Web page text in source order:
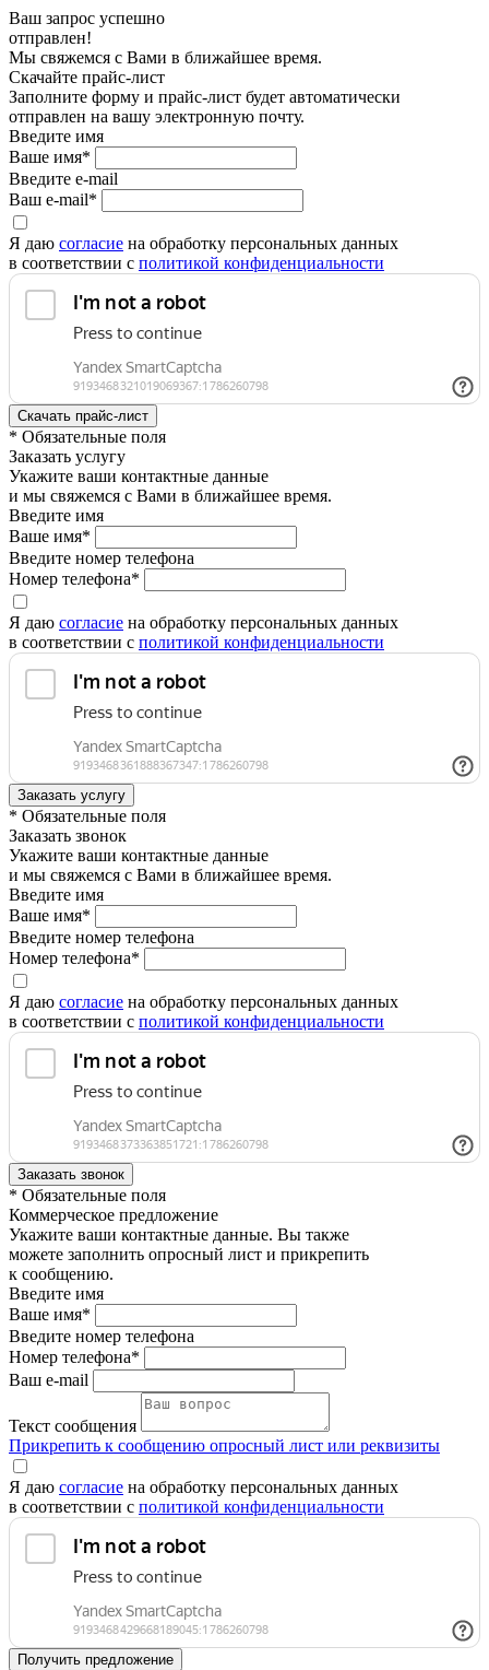
Ваш запрос успешно
отправлен!
Мы свяжемся с Вами в ближайшее время.
Скачайте прайс-лист
Заполните форму и прайс-лист будет автоматически
отправлен на вашу электронную почту.
Введите имя
Ваше имя*
Введите e-mail
Ваш e-mail*
Я даю согласие на обработку персональных данных
в соответствии с политикой конфиденциальности
* Обязательные поля
Заказать услугу
Укажите ваши контактные данные
и мы свяжемся с Вами в ближайшее время.
Введите имя
Ваше имя*
Введите номер телефона
Номер телефона*
Я даю согласие на обработку персональных данных
в соответствии с политикой конфиденциальности
* Обязательные поля
Заказать звонок
Укажите ваши контактные данные
и мы свяжемся с Вами в ближайшее время.
Введите имя
Ваше имя*
Введите номер телефона
Номер телефона*
Я даю согласие на обработку персональных данных
в соответствии с политикой конфиденциальности
* Обязательные поля
Коммерческое предложение
Укажите ваши контактные данные. Вы также
можете заполнить опросный лист и прикрепить
к сообщению.
Введите имя
Ваше имя*
Введите номер телефона
Номер телефона*
Ваш e-mail
Текст сообщения
Прикрепить к сообщению опросный лист или реквизиты
Я даю согласие на обработку персональных данных
в соответствии с политикой конфиденциальности